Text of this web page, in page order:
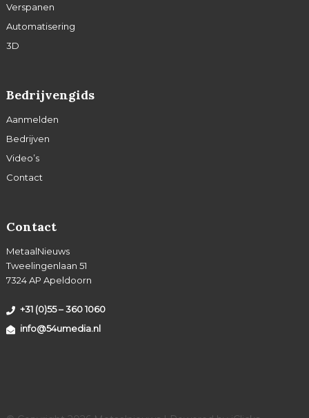
Verspanen
Automatisering
3D
Bedrijvengids
Aanmelden
Bedrijven
Video’s
Contact
Contact
MetaalNieuws
Tweelingenlaan 51
7324 AP Apeldoorn
+31 (0)55 – 360 1060
info@54umedia.nl